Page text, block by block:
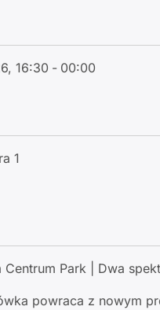
16:30 - 00:00
1
Park | Dwa
powraca z nowym